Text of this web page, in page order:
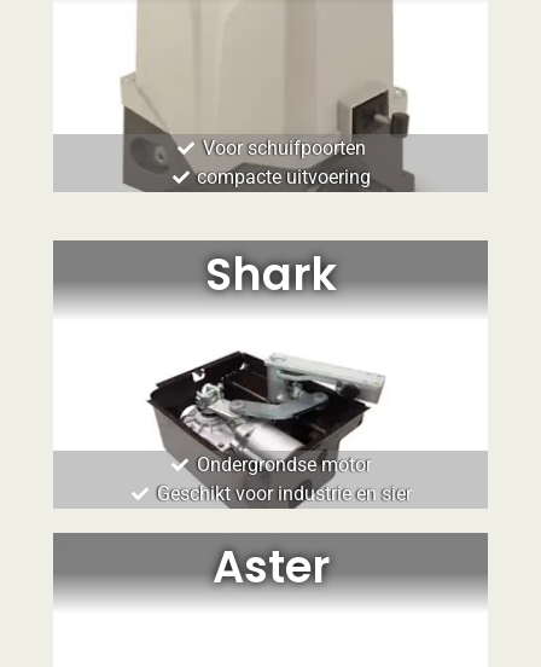
Voor schuifpoorten
compacte uitvoering
Shark
Ondergrondse motor
Geschikt voor industrie en sier
Aster